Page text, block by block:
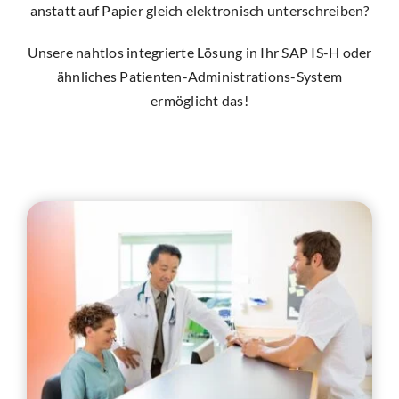
anstatt auf Papier gleich elektronisch unterschreiben?
Unsere nahtlos integrierte Lösung in Ihr SAP IS-H oder
ähnliches Patienten-Administrations-System
ermöglicht das!